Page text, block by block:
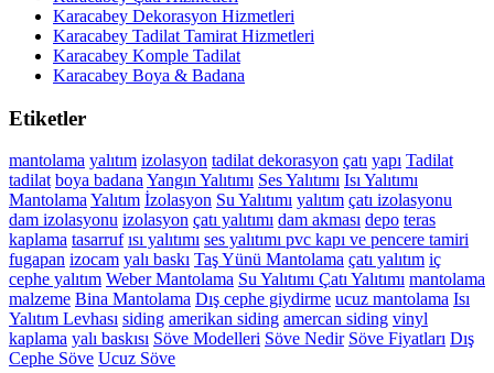
Karacabey Dekorasyon Hizmetleri
Karacabey Tadilat Tamirat Hizmetleri
Karacabey Komple Tadilat
Karacabey Boya & Badana
Etiketler
mantolama yalıtım izolasyon tadilatdekorasyon çatı yapı Tadilat
tadilat boya badanaYangın Yalıtımı Ses Yalıtımı Isı Yalıtımı
MantolamaYalıtım İzolasyon Su Yalıtımı yalıtım çatı izolasyonu
dam izolasyonu izolasyon çatı yalıtımı dam akması depo teras
kaplama tasarruf ısı yalıtımı ses yalıtımı pvc kapı ve pencere tamiri
fugapan izocam yalı baskı Taş Yünü Mantolama çatı yalıtım iç
cephe yalıtım Weber Mantolama Su Yalıtımı Çatı Yalıtımı mantolama
malzeme Bina Mantolama Dış cephe giydirme ucuz mantolama Isı
Yalıtım Levhası siding amerikan siding amercan siding vinyl
kaplama yalı baskısı Söve Modelleri Söve Nedir Söve Fiyatları Dış
Cephe Söve Ucuz Söve